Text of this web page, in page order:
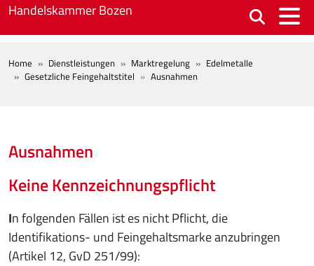
Skip to main content
Handelskammer Bozen
BREADCRUMB
Home Dienstleistungen Marktregelung
Edelmetalle
Gesetzliche Feingehaltstitel
Ausnahmen
Ausnahmen
Keine Kennzeichnungspflicht
In folgenden Fällen ist es nicht Pflicht, die
Identifikations- und Feingehaltsmarke anzubringen
(Artikel 12, GvD 251/99):